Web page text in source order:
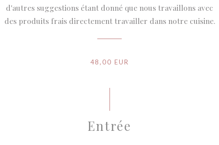
d'autres suggestions étant donné que nous travaillons avec
des produits frais directement travailler dans notre cuisine.
48,00 EUR
Entrée